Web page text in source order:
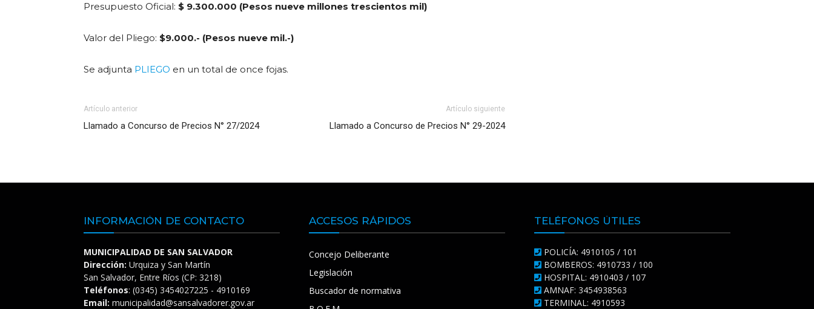
Presupuesto Oficial: $ 9.300.000 (Pesos nueve millones trescientos mil)
Valor del Pliego: $9.000.- (Pesos nueve mil.-)
Se adjunta PLIEGO en un total de once fojas.
Artículo anterior
Llamado a Concurso de Precios N° 27/2024
Artículo siguiente
Llamado a Concurso de Precios N° 29-2024
INFORMACIÓN DE CONTACTO
MUNICIPALIDAD DE SAN SALVADOR
Dirección: Urquiza y San Martín
San Salvador, Entre Ríos (CP: 3218)
Teléfonos: (0345) 3454027225 - 4910169
Email: municipalidad@sansalvadorer.gov.ar
ACCESOS RÁPIDOS
Concejo Deliberante
Legislación
Buscador de normativa
TELÉFONOS ÚTILES
POLICÍA: 4910105 / 101
BOMBEROS: 4910733 / 100
HOSPITAL: 4910403 / 107
AMNAF: 3454938563
TERMINAL: 4910593